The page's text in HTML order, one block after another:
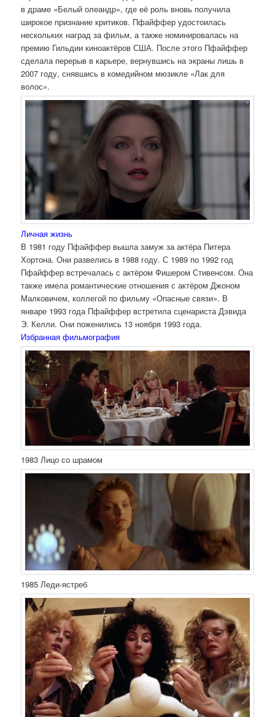
в драме «Белый олеандр», где её роль вновь получила
широкое признание критиков. Пфайффер удостоилась
нескольких наград за фильм, а также номинировалась на
премию Гильдии киноактёров США. После этого Пфайффер
сделала перерыв в карьере, вернувшись на экраны лишь в
2007 году, снявшись в комедийном мюзикле «Лак для
волос».
Личная жизнь
В 1981 году Пфайффер вышла замуж за актёра Питера
Хортона. Они развелись в 1988 году. С 1989 по 1992 год
Пфайффер встречалась с актёром Фишером Стивенсом. Она
также имела романтические отношения с актёром Джоном
Малковичем, коллегой по фильму «Опасные связи». В
январе 1993 года Пфайффер встретила сценариста Дэвида
Э. Келли. Они поженились 13 ноября 1993 года.
Избранная фильмография
1983 Лицо со шрамом
1985 Леди-ястреб